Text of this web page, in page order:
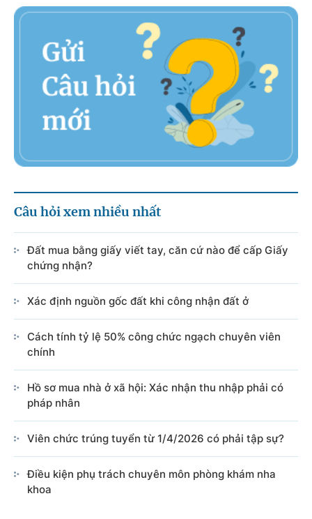
Câu hỏi xem nhiều nhất
Đất mua bằng giấy viết tay, căn cứ nào để cấp Giấy
chứng nhận?
Xác định nguồn gốc đất khi công nhận đất ở
Cách tính tỷ lệ 50% công chức ngạch chuyên viên
chính
Hồ sơ mua nhà ở xã hội: Xác nhận thu nhập phải có
pháp nhân
Viên chức trúng tuyển từ 1/4/2026 có phải tập sự?
Điều kiện phụ trách chuyên môn phòng khám nha
khoa